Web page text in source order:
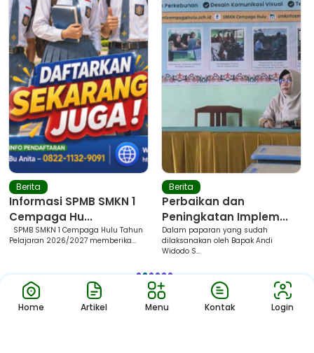
Berita
Informasi SPMB SMKN 1
Cempaga Hu...
SPMB SMKN 1 Cempaga Hulu Tahun
Pelajaran 2026/2027 memberika...
Berita
Perbaikan dan
Peningkatan Implem...
Dalam paparan yang sudah
dilaksanakan oleh Bapak Andi
Widodo S...
Home Artikel Menu Kontak Login